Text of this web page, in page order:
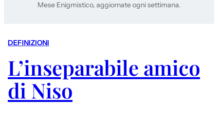
Mese Enigmistico, aggiornate ogni settimana.
DEFINIZIONI
L’inseparabile amico
di Niso